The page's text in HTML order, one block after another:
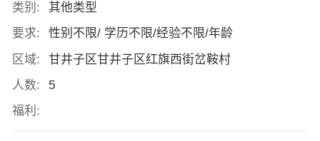
类别:
其他类型
要求:
性别不限/ 学历不限/经验不限/年龄
区域:
甘井子区甘井子区红旗西街岔鞍村
人数:
5
福利: